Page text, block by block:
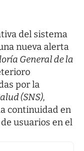
del sistema
nueva alerta
General de la
por la
(SNS),
continuidad en
usuarios en el